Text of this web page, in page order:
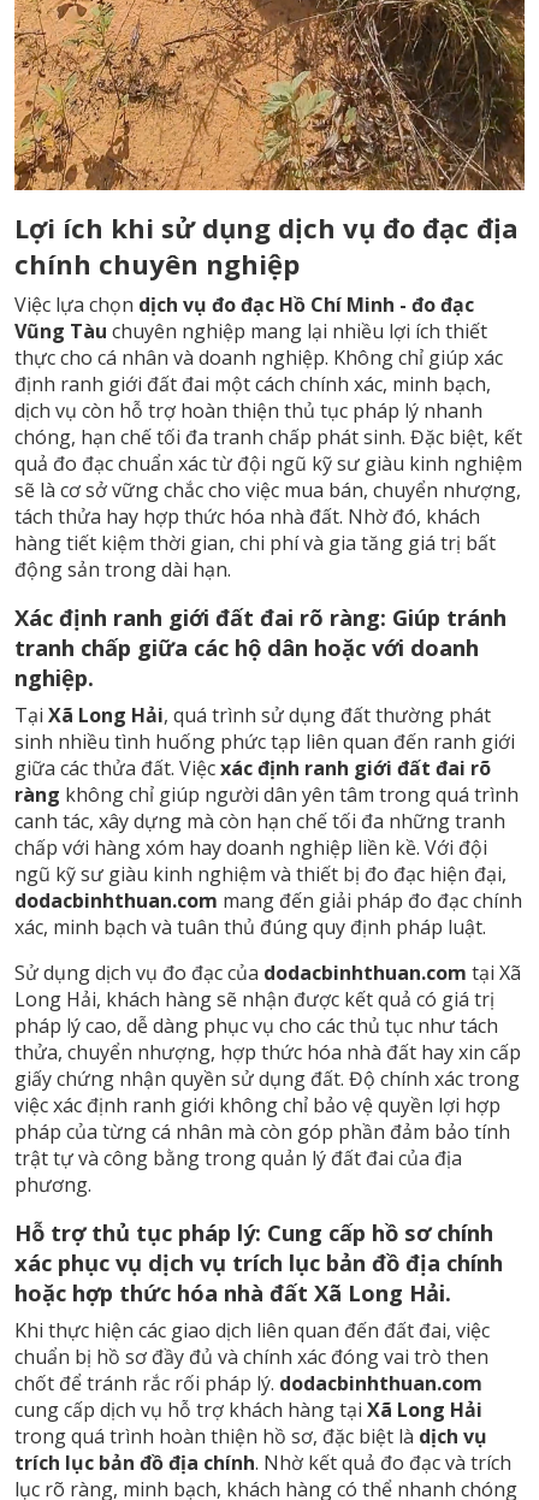
Lợi ích khi sử dụng dịch vụ đo đạc địa
chính chuyên nghiệp
Việc lựa chọn dịch vụ đo đạc Hồ Chí Minh - đo đạc
Vũng Tàu chuyên nghiệp mang lại nhiều lợi ích thiết
thực cho cá nhân và doanh nghiệp. Không chỉ giúp xác
định ranh giới đất đai một cách chính xác, minh bạch,
dịch vụ còn hỗ trợ hoàn thiện thủ tục pháp lý nhanh
chóng, hạn chế tối đa tranh chấp phát sinh. Đặc biệt, kết
quả đo đạc chuẩn xác từ đội ngũ kỹ sư giàu kinh nghiệm
sẽ là cơ sở vững chắc cho việc mua bán, chuyển nhượng,
tách thửa hay hợp thức hóa nhà đất. Nhờ đó, khách
hàng tiết kiệm thời gian, chi phí và gia tăng giá trị bất
động sản trong dài hạn.
Xác định ranh giới đất đai rõ ràng: Giúp tránh
tranh chấp giữa các hộ dân hoặc với doanh
nghiệp.
Tại Xã Long Hải, quá trình sử dụng đất thường phát
sinh nhiều tình huống phức tạp liên quan đến ranh giới
giữa các thửa đất. Việcxác định ranh giới đất đai rõ
ràng không chỉ giúp người dân yên tâm trong quá trình
canh tác, xây dựng mà còn hạn chế tối đa những tranh
chấp với hàng xóm hay doanh nghiệp liền kề. Với đội
ngũ kỹ sư giàu kinh nghiệm và thiết bị đo đạc hiện đại,
dodacbinhthuan.com mang đến giải pháp đo đạc chính
xác, minh bạch và tuân thủ đúng quy định pháp luật.
Sử dụng dịch vụ đo đạc của dodacbinhthuan.com tại Xã
Long Hải, khách hàng sẽ nhận được kết quả có giá trị
pháp lý cao, dễ dàng phục vụ cho các thủ tục như tách
thửa, chuyển nhượng, hợp thức hóa nhà đất hay xin cấp
giấy chứng nhận quyền sử dụng đất. Độ chính xác trong
việc xác định ranh giới không chỉ bảo vệ quyền lợi hợp
pháp của từng cá nhân mà còn góp phần đảm bảo tính
trật tự và công bằng trong quản lý đất đai của địa
phương.
Hỗ trợ thủ tục pháp lý: Cung cấp hồ sơ chính
xác phục vụ dịch vụ trích lục bản đồ địa chính
hoặc hợp thức hóa nhà đất Xã Long Hải.
Khi thực hiện các giao dịch liên quan đến đất đai, việc
chuẩn bị hồ sơ đầy đủ và chính xác đóng vai trò then
chốt để tránh rắc rối pháp lý. dodacbinhthuan.com
cung cấp dịch vụ hỗ trợ khách hàng tại Xã Long Hải
trong quá trình hoàn thiện hồ sơ, đặc biệt là dịch vụ
trích lục bản đồ địa chính. Nhờ kết quả đo đạc và trích
lục rõ ràng, minh bạch, khách hàng có thể nhanh chóng